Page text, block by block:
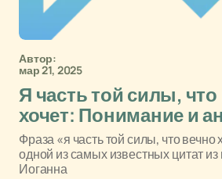
Автор:
мар 21, 2025
Я часть той силы, что
хочет: Понимание и
Фраза «я часть той силы, что вечно
одной из самых известных цитат
Иоганна